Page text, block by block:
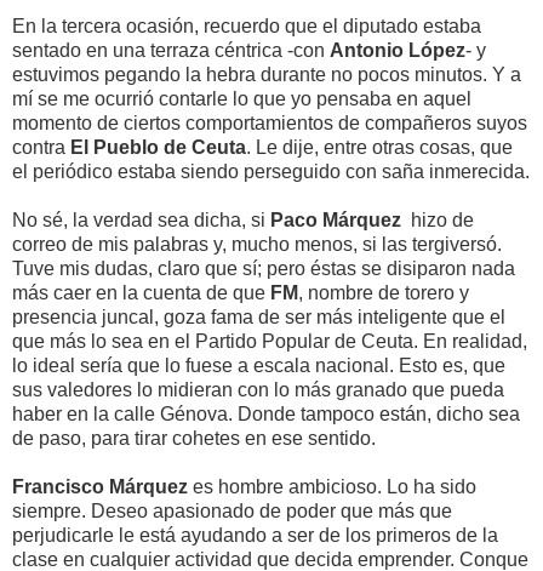
En la tercera ocasión, recuerdo que el diputado estaba
sentado en una terraza céntrica -con Antonio López- y
estuvimos pegando la hebra durante no pocos minutos. Y a
mí se me ocurrió contarle lo que yo pensaba en aquel
momento de ciertos comportamientos de compañeros suyos
contra El Pueblo de Ceuta. Le dije, entre otras cosas, que
el periódico estaba siendo perseguido con saña inmerecida.
No sé, la verdad sea dicha, si Paco Márquez hizo de
correo de mis palabras y, mucho menos, si las tergiversó.
Tuve mis dudas, claro que sí; pero éstas se disiparon nada
más caer en la cuenta de que FM, nombre de torero y
presencia juncal, goza fama de ser más inteligente que el
que más lo sea en el Partido Popular de Ceuta. En realidad,
lo ideal sería que lo fuese a escala nacional. Esto es, que
sus valedores lo midieran con lo más granado que pueda
haber en la calle Génova. Donde tampoco están, dicho sea
de paso, para tirar cohetes en ese sentido.
Francisco Márquez es hombre ambicioso. Lo ha sido
siempre. Deseo apasionado de poder que más que
perjudicarle le está ayudando a ser de los primeros de la
clase en cualquier actividad que decida emprender. Conque